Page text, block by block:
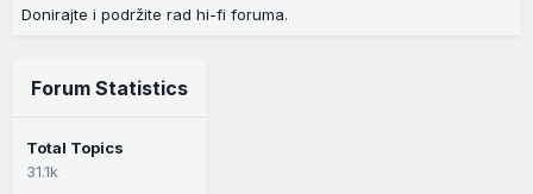
Donirajte i podržite rad hi-fi foruma.
Forum Statistics
Total Topics
31.1k